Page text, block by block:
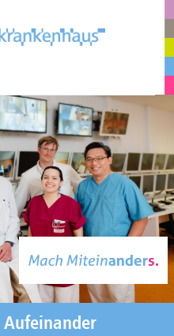
Aufeinander